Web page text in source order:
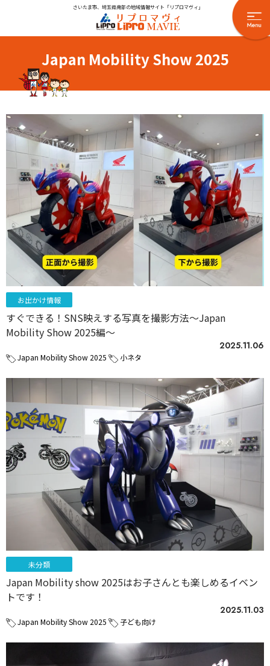
さいたま市、埼玉県南部の地域情報サイト「リプロマヴィ」
Japan Mobility Show 2025
お出かけ情報
すぐできる！SNS映えする写真を撮影方法〜Japan
Mobility Show 2025編〜
2025.11.06
Japan Mobility Show 2025 小ネタ
未分類
Japan Mobility show 2025はお子さんとも楽しめるイベン
トです！
2025.11.03
Japan Mobility Show 2025 子ども向け